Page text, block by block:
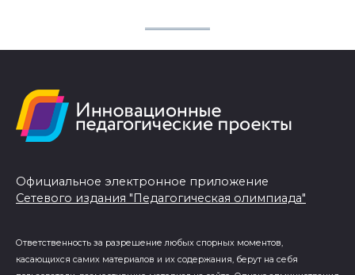
Официальное электронное приложение
Сетевого издания "Педагогическая олимпиада"
Ответственность за разрешение любых спорных моментов,
касающихся самих материалов и их содержания, берут на себя